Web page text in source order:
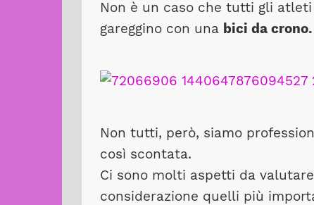
Non è un caso che tutti gli
gareggino con una bici da crono.
Non tutti, però, siamo
così scontata.
Ci sono molti aspetti da
considerazione quelli più